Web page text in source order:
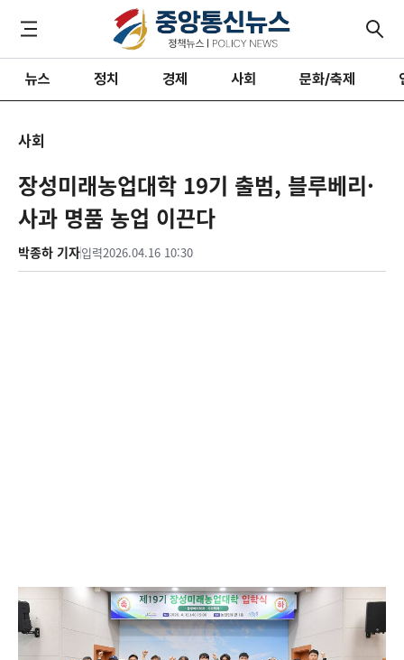
뉴스 정치 경제 사회 문화/축제
사회
장성미래농업대학 19기 출범, 블루베리·
사과 명품 농업 이끈다
박종하 기자입력2026.04.16 10:30